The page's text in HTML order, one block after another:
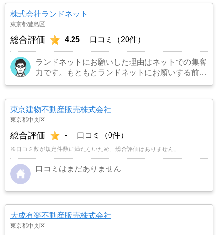
株式会社ランドネット
東京都豊島区
総合評価 4.25 口コミ（20件）
ランドネットにお願いした理由はネットでの集客
力です。もともとランドネットにお願いする前は
場がないことで地元の不動産屋では取り扱っても
らえませんでした。そこでそれまでに取引があ
した。 …もっと見る
東京建物不動産販売株式会社
東京都中央区
総合評価 - 口コミ（0件）
※口コミ数が規定件数に満たないため、総合評価はありません。
口コミはまだありません
大成有楽不動産販売株式会社
東京都中央区